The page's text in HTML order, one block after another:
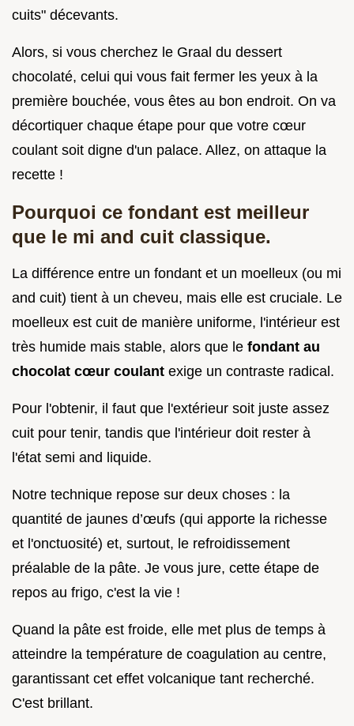
cuits" décevants.
Alors, si vous cherchez le Graal du dessert
chocolaté, celui qui vous fait fermer les yeux à la
première bouchée, vous êtes au bon endroit. On va
décortiquer chaque étape pour que votre cœur
coulant soit digne d'un palace. Allez, on attaque la
recette !
Pourquoi ce fondant est meilleur
que le mi and cuit classique.
La différence entre un fondant et un moelleux (ou mi
and cuit) tient à un cheveu, mais elle est cruciale. Le
moelleux est cuit de manière uniforme, l'intérieur est
très humide mais stable, alors que le fondant au
chocolat cœur coulant exige un contraste radical.
Pour l'obtenir, il faut que l'extérieur soit juste assez
cuit pour tenir, tandis que l'intérieur doit rester à
l'état semi and liquide.
Notre technique repose sur deux choses : la
quantité de jaunes d’œufs (qui apporte la richesse
et l'onctuosité) et, surtout, le refroidissement
préalable de la pâte. Je vous jure, cette étape de
repos au frigo, c'est la vie !
Quand la pâte est froide, elle met plus de temps à
atteindre la température de coagulation au centre,
garantissant cet effet volcanique tant recherché.
C'est brillant.